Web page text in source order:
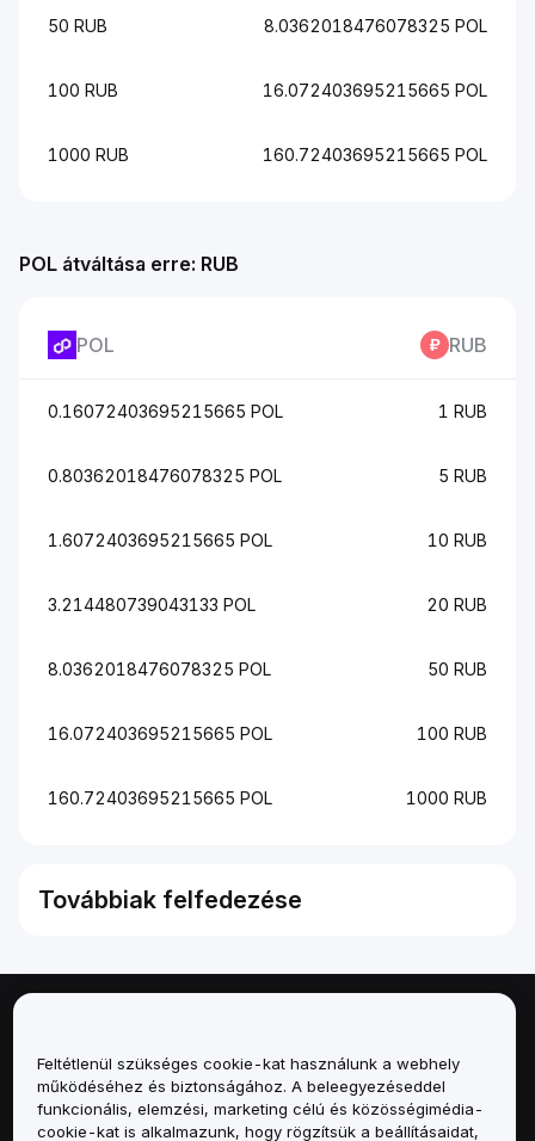
POL átváltása erre: RUB
POL RUB
0.16072403695215665 POL 1 RUB
0.80362018476078325 POL 5 RUB
1.6072403695215665 POL 10 RUB
3.214480739043133 POL 20 RUB
8.0362018476078325 POL 50 RUB
16.072403695215665 POL 100 RUB
160.72403695215665 POL 1000 RUB
50 RUB 8.0362018476078325 POL
100 RUB 16.072403695215665 POL
1000 RUB 160.72403695215665 POL
Továbbiak felfedezése
Szolgáltatások
Feltétlenül szükséges cookie-kat használunk a webhely
működéséhez és biztonságához. A beleegyezéseddel
funkcionális, elemzési, marketing célú és közösségimédia-
cookie-kat is alkalmazunk, hogy rögzítsük a beállításaidat,